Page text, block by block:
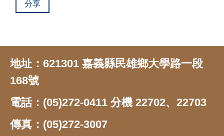
分享
地址：621301 嘉義縣民雄鄉大學路一段
168號
電話：(05)272-0411 分機 22702、22703
傳真：(05)272-3007